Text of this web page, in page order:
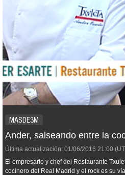
MASDE3M
Ander, salseando entre la
Última actualización: 01/06/2016 21:00
El empresario y chef del Restaurante
cocinero del Real Madrid y el rock es su